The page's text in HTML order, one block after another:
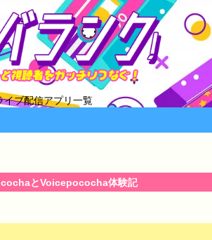
イブ配信アプリ一覧
とVoicepococha体験記